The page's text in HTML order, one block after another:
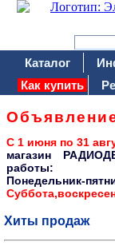
Каталог
Как купить
С 1 июня по 31
магазин
работы:
Понедельник-
Хиты продаж